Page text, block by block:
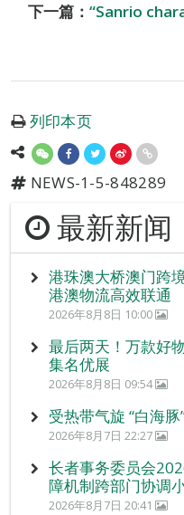
下一篇： “Sanrio
列印本页
NEWS-1-5-848289
最新新闻
港珠澳大桥澳门跨
港澳物流高效联通
2026年8月8日 10:00
最后两天！万款好
集名优展
2026年8月8日 09:54
受热带气旋 “白海
2026年8月7日 22:27
长者事务委员会
障机制跨部门协调
2026年8月7日 20:41